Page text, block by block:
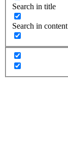
Search in title
Search in content